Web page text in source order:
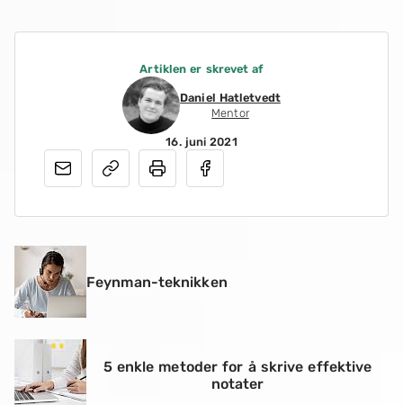
Artiklen er skrevet af
Daniel Hatletvedt
Mentor
16. juni 2021
Feynman-teknikken
5 enkle metoder for å skrive effektive
notater